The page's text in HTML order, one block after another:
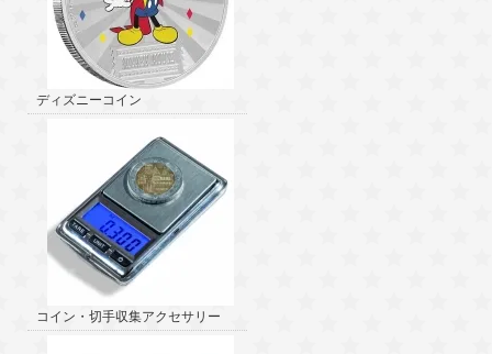
ディズニーコイン
コイン・切手収集アクセサリー